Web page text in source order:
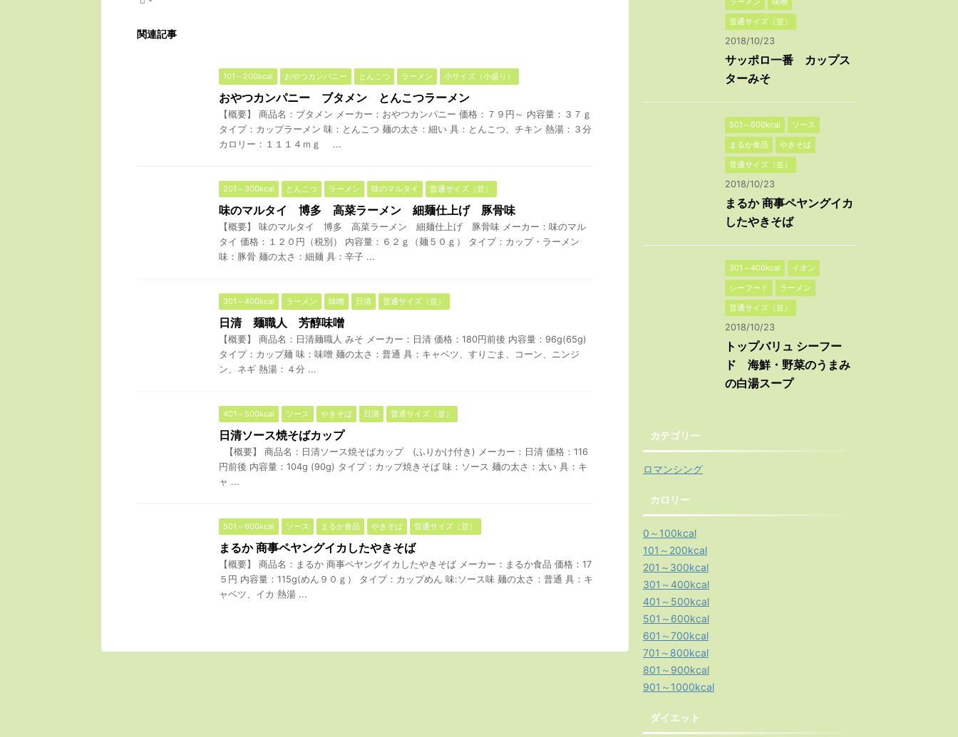
関連記事
101～200kcal おやつカンパニー とんこつ ラーメン 小サイズ（小盛り）
おやつカンパニー ブタメン とんこつラーメン
【概要】 商品名：ブタメン メーカー：おやつカンパニー 価格：７９円～ 内容量：３７ｇ
タイプ：カップラーメン 味：とんこつ 麺の太さ：細い 具：とんこつ、チキン 熱湯：３分
カロリー：１１１４ｍｇ ...
201～300kcal とんこつ ラーメン 味のマルタイ 普通サイズ（並）
味のマルタイ 博多 高菜ラーメン 細麺仕上げ 豚骨味
【概要】 味のマルタイ 博多 高菜ラーメン 細麺仕上げ 豚骨味 メーカー：味のマル
タイ 価格：１２０円（税別） 内容量：６２ｇ（麺５０ｇ） タイプ：カップ・ラーメン
味：豚骨 麺の太さ：細麺 具：辛子 ...
301～400kcal ラーメン 味噌 日清 普通サイズ（並）
日清 麺職人 芳醇味噌
【概要】 商品名：日清麺職人 みそ メーカー：日清 価格：180円前後 内容量：96g(65g)
タイプ：カップ麺 味：味噌 麺の太さ：普通 具：キャベツ、すりごま、コーン、ニンジ
ン、ネギ 熱湯：４分 ...
401～500kcal ソース やきそば 日清 普通サイズ（並）
日清ソース焼そばカップ
【概要】 商品名：日清ソース焼そばカップ (ふりかけ付き) メーカー：日清 価格：116
円前後 内容量：104g (90g) タイプ：カップ焼きそば 味：ソース 麺の太さ：太い 具：キ
ャ ...
501～600kcal ソース まるか食品 やきそば 普通サイズ（並）
まるか 商事ペヤングイカしたやきそば
【概要】 商品名：まるか 商事ペヤングイカしたやきそば メーカー：まるか食品 価格：17
５円 内容量：115g(めん９０ｇ） タイプ：カップめん 味:ソース味 麺の太さ：普通 具：キ
ャベツ、イカ 熱湯 ...
普通サイズ（並）
2018/10/23
サッポロ一番 カップス
ターみそ
501～600kcal
ソース
まるか食品
やきそば
普通サイズ（並）
2018/10/23
まるか 商事ペヤングイカ
したやきそば
301～400kcal
イオン
シーフード
ラーメン
普通サイズ（並）
2018/10/23
トップバリュ シーフー
ド 海鮮・野菜のうまみ
の白湯スープ
カテゴリー
ロマンシング
カロリー
0～100kcal
101～200kcal
201～300kcal
301～400kcal
401～500kcal
501～600kcal
601～700kcal
701～800kcal
801～900kcal
901～1000kcal
ダイエット